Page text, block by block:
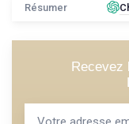
Résumer
Recevez